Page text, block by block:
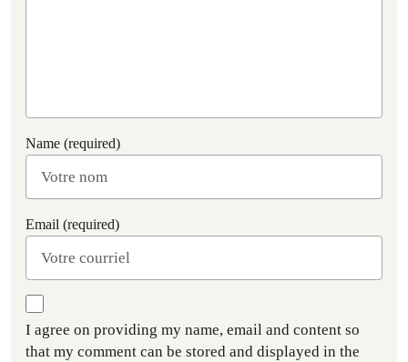
Name (required)
Email (required)
I agree on providing my name, email and content so
that my comment can be stored and displayed in the